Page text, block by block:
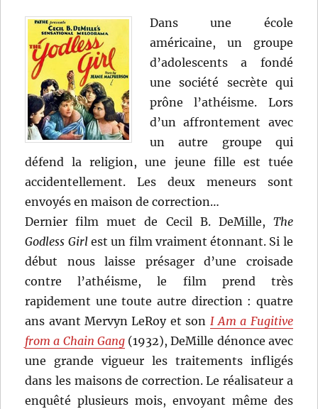
Dans une école
américaine, un groupe
d’adolescents a fondé
une société secrète qui
prône l’athéisme. Lors
d’un affrontement avec
un autre groupe qui
défend la religion, une jeune fille est tuée
accidentellement. Les deux meneurs sont
envoyés en maison de correction…
Dernier film muet de Cecil B. DeMille, The
Godless Girlest un film vraiment étonnant. Si le
début nous laisse présager d’une croisade
contre l’athéisme, le film prend très
rapidement une toute autre direction : quatre
ans avant Mervyn LeRoy et son I Am a Fugitive
from a Chain Gang(1932), DeMille dénonce avec
une grande vigueur les traitements infligés
dans les maisons de correction. Le réalisateur a
enquêté plusieurs mois, envoyant même des